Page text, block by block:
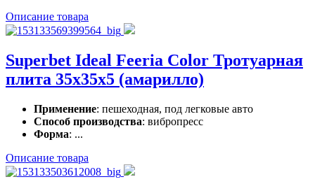
Описание товара
Superbet Ideal Feeria Color Тротуарная
плита 35x35х5 (амарилло)
Применение: пешеходная, под легковые авто
Способ производства: вибропресс
Форма: ...
Описание товара